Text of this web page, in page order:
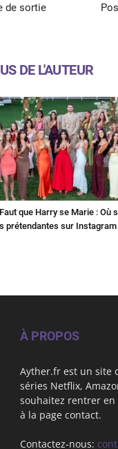
de sortie
DE L'AUTEUR
que Harry se Marie : Où
prétendantes sur Instagram
À PROPOS
Ayther.fr est un site
séries Netflix,
souhaitez rentrer en
à la page contact.
Contactez-nous: